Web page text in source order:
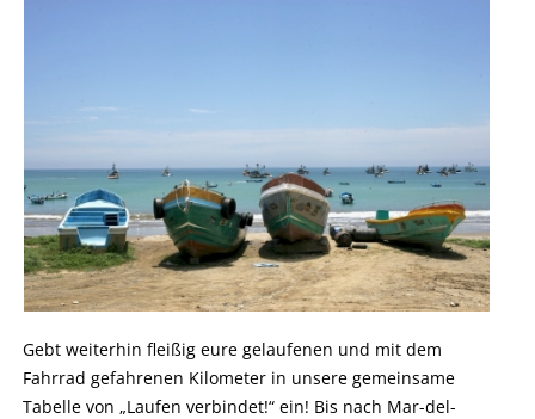
Gebt weiterhin fleißig eure gelaufenen und mit dem
Fahrrad gefahrenen Kilometer in unsere gemeinsame
Tabelle von „Laufen verbindet!“ ein! Bis nach Mar-del-